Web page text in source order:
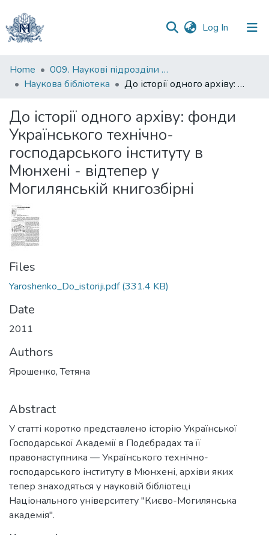
Log In (current)
Communities
&
All of DSpace
Statistics
Home
009. Наукові підрозділи НаУКМА
Наукова бібліотека
До історії одного архіву: фонди Українського технічно-господарського інституту в Мюнхені - відтепер у Могилянській книгозбірні
До історії одного архіву: фонди
Українського технічно-
господарського інституту в
Мюнхені - відтепер у
Могилянській книгозбірні
Files
Yaroshenko_Do_istoriji.pdf(331.4 KB)
Date
2011
Authors
Ярошенко, Тетяна
Abstract
У статті коротко представлено історію Української
Господарської Академії в Подєбрадах та її
правонаступника — Українського технічно-
господарського інституту в Мюнхені, архіви яких
тепер знаходяться у науковій бібліотеці
Національного університету "Києво-Могилянська
академія".